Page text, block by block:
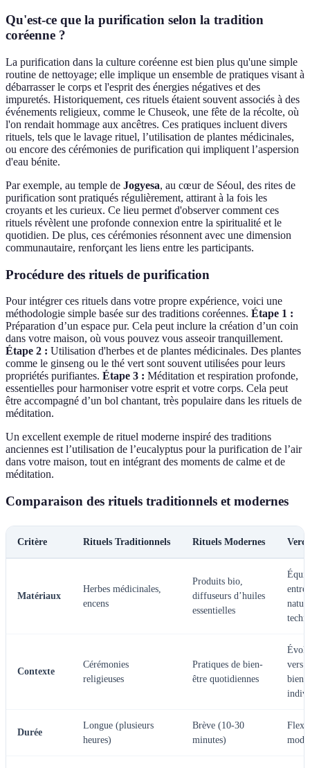
Qu'est-ce que la purification selon la tradition
coréenne ?
La purification dans la culture coréenne est bien plus qu'une simple
routine de nettoyage; elle implique un ensemble de pratiques visant à
débarrasser le corps et l'esprit des énergies négatives et des
impuretés. Historiquement, ces rituels étaient souvent associés à des
événements religieux, comme le Chuseok, une fête de la récolte, où
l'on rendait hommage aux ancêtres. Ces pratiques incluent divers
rituels, tels que le lavage rituel, l’utilisation de plantes médicinales,
ou encore des cérémonies de purification qui impliquent l’aspersion
d'eau bénite.
Par exemple, au temple de Jogyesa, au cœur de Séoul, des rites de
purification sont pratiqués régulièrement, attirant à la fois les
croyants et les curieux. Ce lieu permet d'observer comment ces
rituels révèlent une profonde connexion entre la spiritualité et le
quotidien. De plus, ces cérémonies résonnent avec une dimension
communautaire, renforçant les liens entre les participants.
Procédure des rituels de purification
Pour intégrer ces rituels dans votre propre expérience, voici une
méthodologie simple basée sur des traditions coréennes. Étape 1 :
Préparation d’un espace pur. Cela peut inclure la création d’un coin
dans votre maison, où vous pouvez vous asseoir tranquillement.
Étape 2 : Utilisation d'herbes et de plantes médicinales. Des plantes
comme le ginseng ou le thé vert sont souvent utilisées pour leurs
propriétés purifiantes. Étape 3 : Méditation et respiration profonde,
essentielles pour harmoniser votre esprit et votre corps. Cela peut
être accompagné d’un bol chantant, très populaire dans les rituels de
méditation.
Un excellent exemple de rituel moderne inspiré des traditions
anciennes est l’utilisation de l’eucalyptus pour la purification de l’air
dans votre maison, tout en intégrant des moments de calme et de
méditation.
Comparaison des rituels traditionnels et modernes
Critère Rituels Traditionnels Rituels Modernes
Matériaux
Herbes médicinales,
encens
Produits bio,
diffuseurs d’huiles
essentielles
entre
Contexte
Cérémonies
religieuses
Pratiques de bien-
être quotidiennes
vers
bien-
Durée
Longue (plusieurs
heures)
Brève (10-30
minutes)